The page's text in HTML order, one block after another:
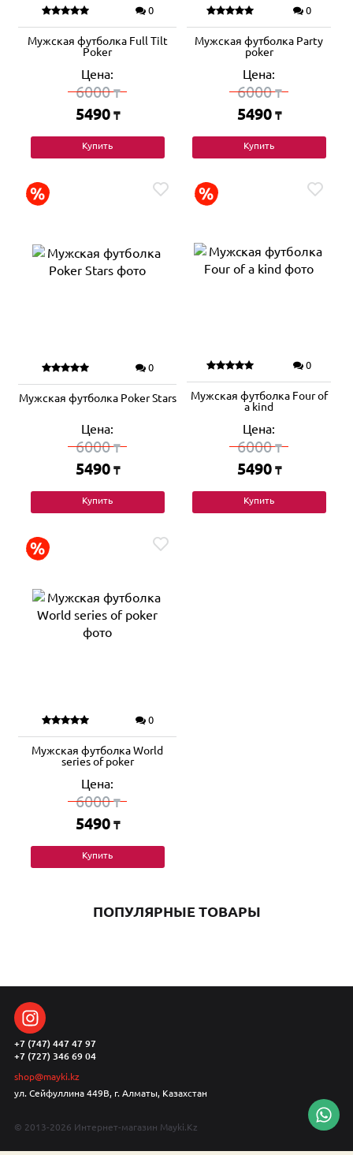
0
Мужская футболка Full Tilt
Poker
Цена:
6000₸
5490 ₸
Купить
0
Мужская футболка Party
poker
Цена:
6000₸
5490 ₸
Купить
0
Мужская футболка Poker Stars
Цена:
6000₸
5490 ₸
Купить
0
Мужская футболка Four of
a kind
Цена:
6000₸
5490 ₸
Купить
0
Мужская футболка World
series of poker
Цена:
6000₸
5490 ₸
Купить
ПОПУЛЯРНЫЕ ТОВАРЫ
+7 (747) 447 47 97
+7 (727) 346 69 04
shop@mayki.kz
ул. Сейфуллина 449В, г. Алматы, Казахстан
© 2013-2026 Интернет-магазин Mayki.Kz